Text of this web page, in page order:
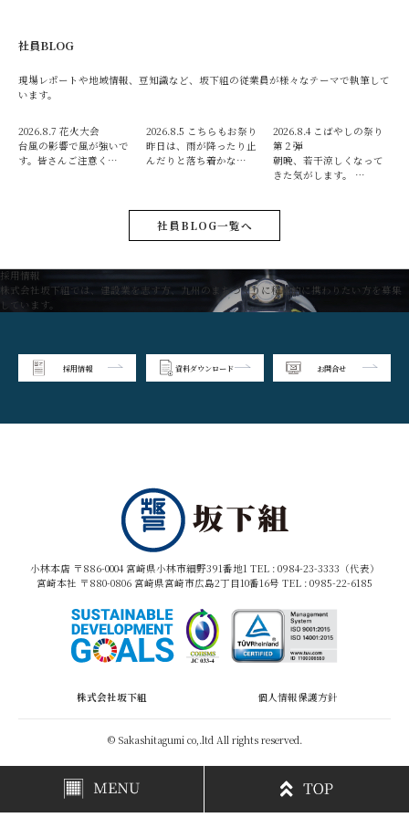
社員BLOG
現場レポートや地域情報、豆知識など、坂下組の従業員が様々なテーマで執筆して
います。
2026.8.7 花火大会
台風の影響で風が強いで
す。皆さんご注意く…
2026.8.5 こちらもお祭り
昨日は、雨が降ったり止
んだりと落ち着かな…
2026.8.4 こばやしの祭り
第２弾
朝晩、若干涼しくなって
きた気がします。 …
社員BLOG一覧へ
採用情報
株式会社坂下組では、建設業を志す方、九州のまちづくりに積極的に携わりたい方を募集
しています。
採用情報 資料ダウンロード お問合せ
小林本店 〒886-0004 宮崎県小林市細野391番地1 TEL : 0984-23-3333（代表）
宮崎本社 〒880-0806 宮崎県宮崎市広島2丁目10番16号 TEL : 0985-22-6185
株式会社坂下組 個人情報保護方針
© Sakashitagumi co,.ltd All rights reserved.